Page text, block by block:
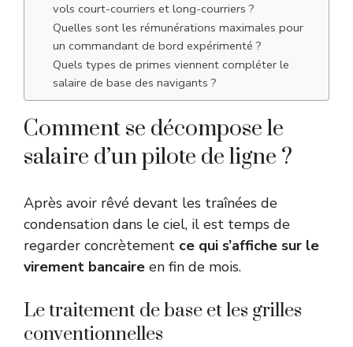
vols court-courriers et long-courriers ?
Quelles sont les rémunérations maximales pour
un commandant de bord expérimenté ?
Quels types de primes viennent compléter le
salaire de base des navigants ?
Comment se décompose le
salaire d’un pilote de ligne ?
Après avoir rêvé devant les traînées de
condensation dans le ciel, il est temps de
regarder concrètement ce qui s’affiche sur le
virement bancaire en fin de mois.
Le traitement de base et les grilles
conventionnelles